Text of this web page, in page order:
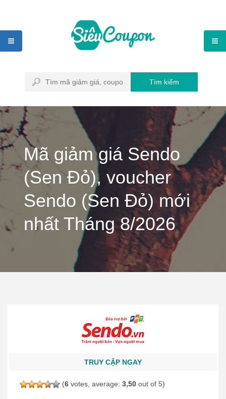
Tìm kiếm
Mã giảm giá Sendo
(Sen Đỏ), voucher
Sendo (Sen Đỏ) mới
nhất Tháng 8/2026
TRUY CẬP NGAY
(6 votes, average: 3,50 out of 5)